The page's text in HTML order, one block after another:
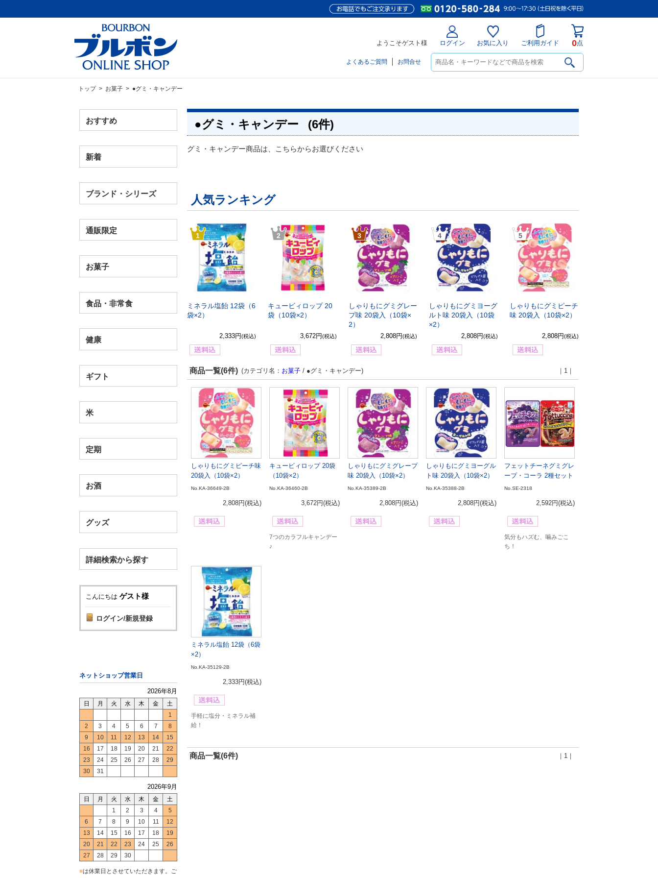
ようこそゲスト様 ログイン お気に入り ご利用ガイド 0点
よくあるご質問 お問合せ
トップ> お菓子> ●グミ・キャンデー
おすすめ
新着
ブランド・シリーズ
通販限定
お菓子
食品・非常食
健康
ギフト
米
定期
お酒
グッズ
詳細検索から探す
こんにちは ゲスト様
ログイン/新規登録
ネットショップ営業日
2026年8月
日 月 火 水 木 金
土
1
2
3 4 5 6 7
8
9
10 11 12 13 14
15
16
17 18 19 20 21
22
23
24 25 26 27 28
29
30
31
2026年9月
日 月 火 水 木 金
土
1
2 3 4
5
6
7 8 9 10 11
12
13
14 15 16 17 18
19
20
21 22 23 24 25
26
27
28 29 30
■は休業日とさせていただきます。ご
●グミ・キャンデー (6件)
グミ・キャンデー商品は、こちらからお選びください
人気ランキング
1
ミネラル塩飴 12袋（6
袋×2）
2,333円(税込)
2
キュービィロップ 20
袋（10袋×2）
3,672円(税込)
3
しゃりもにグミグレー
プ味 20袋入（10袋×
2）
2,808円(税込)
4
しゃりもにグミヨーグ
ルト味 20袋入（10袋
×2）
2,808円(税込)
5
しゃりもにグミピーチ
味 20袋入（10袋×2）
2,808円(税込)
商品一覧(6件) ｜1｜
(カテゴリ名： お菓子 / ●グミ・キャンデー)
しゃりもにグミピーチ味
20袋入（10袋×2）
No.KA-36649-2B
2,808円(税込)
キュービィロップ 20袋
（10袋×2）
No.KA-36460-2B
3,672円(税込)
7つのカラフルキャンデー
♪
しゃりもにグミグレープ
味 20袋入（10袋×2）
No.KA-35389-2B
2,808円(税込)
しゃりもにグミヨーグル
ト味 20袋入（10袋×2）
No.KA-35388-2B
2,808円(税込)
フェットチーネグミグレ
ープ・コーラ 2種セット
No.SE-2318
2,592円(税込)
気分もハズむ、噛みごこ
ち！
ミネラル塩飴 12袋（6袋
×2）
No.KA-35129-2B
2,333円(税込)
手軽に塩分・ミネラル補
給！
商品一覧(6件) ｜1｜